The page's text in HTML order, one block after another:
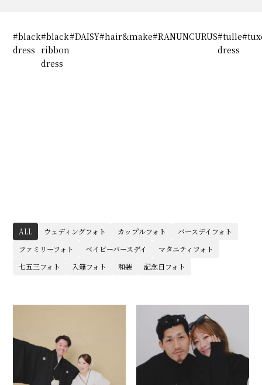
#black
dress
#black
ribbon
dress
#DAISY#hair&make#RANUNCURUS#tulle
dress
ALL ウェディングフォト カップルフォト
バースデイフォト
ファミリーフォト
ベイビーバースデイ
マタニティフォト
七五三フォト
入籍フォト 和装 記念日フォト